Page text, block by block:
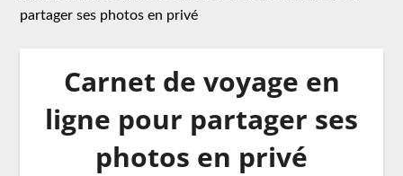
partager ses photos en privé
Carnet de voyage en
ligne pour partager ses
photos en privé